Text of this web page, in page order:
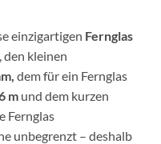
einzigartigen Fernglas
den kleinen
dem für ein Fernglas
m und dem kurzen
Fernglas
unbegrenzt – deshalb